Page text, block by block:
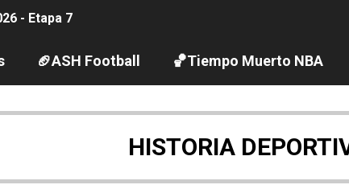
- Etapa 7
abiertas 2026 (París, Francia) - Wellbrock y
2026 (París, Francia) - Bronce para Jorge y Ana
2026
moderno 2026 (Estambul, Turquía)
🏈ASH Football 🏀Tiempo Muerto NBA
HISTORIA